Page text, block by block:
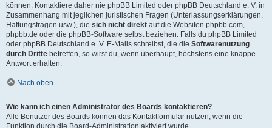
können. Kontaktiere daher nie phpBB Limited oder phpBB Deutschland e. V. in
Zusammenhang mit jeglichen juristischen Fragen (Unterlassungserklärungen,
Haftungsfragen usw.), die sich nicht direkt auf die Websiten phpbb.com,
phpbb.de oder die phpBB-Software selbst beziehen. Falls du phpBB Limited
oder phpBB Deutschland e. V. E-Mails schreibst, die die Softwarenutzung
durch Dritte betreffen, so wirst du, wenn überhaupt, höchstens eine knappe
Antwort erhalten.
Nach oben
Wie kann ich einen Administrator des Boards kontaktieren?
Alle Benutzer des Boards können das Kontaktformular nutzen, wenn die
Funktion durch die Board-Administration aktiviert wurde.